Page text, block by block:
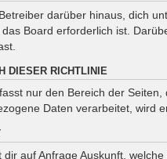
darüber hinaus, dich
Board erforderlich ist.
DIESER RICHTLINIE
nur den Bereich der
Daten verarbeitet, wird
auf Anfrage Auskunft,